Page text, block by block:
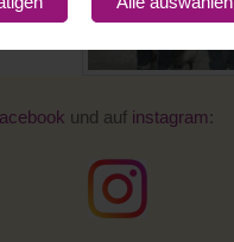
und auf instagram :